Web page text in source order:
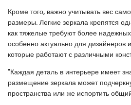
Кроме того, важно учитывать вес
размеры. Легкие зеркала крепятся
как тяжелые требуют более
особенно актуально для дизайнеров
которые работают с различными
"Каждая деталь в интерьере имеет
размещение зеркала может
пространства или же испортить